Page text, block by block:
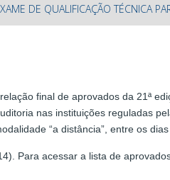
DE QUALIFICAÇÃO TÉCNICA
final de aprovados da 21ª
nas instituições reguladas
“a distância”, entre os
Para acessar a lista de